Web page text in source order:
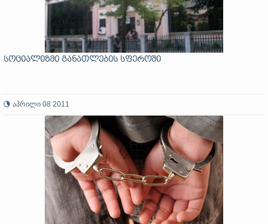
სოციალიზმი განათლების სფეროში
აპრილი 08 2011